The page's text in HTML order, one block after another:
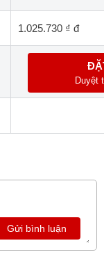
1.025.730 ₫ đ
Duyệt
Gửi bình luận